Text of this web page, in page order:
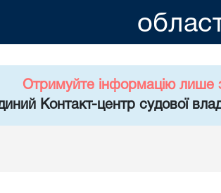
Отримуйте інформацію лише
Контакт-центр судової